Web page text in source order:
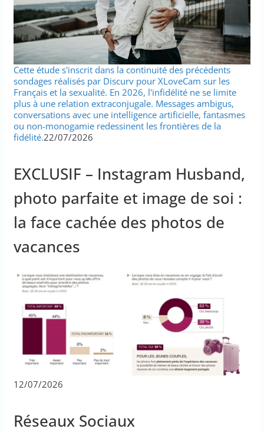
Cette étude s'inscrit dans la continuité des précédents
sondages réalisés par Discurv pour XLoveCam sur les
Français et la sexualité. En 2026, l'infidélité ne se limite
plus à une relation extraconjugale. Messages ambigus,
conversations avec une intelligence artificielle, fantasmes
ou non-monogamie redessinent les frontières de la
fidélité.22/07/2026
EXCLUSIF – Instagram Husband,
photo parfaite et image de soi :
la face cachée des photos de
vacances
12/07/2026
Réseaux Sociaux